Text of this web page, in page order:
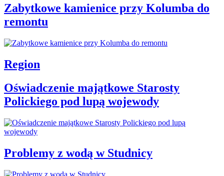
Zabytkowe kamienice przy Kolumba do
remontu
Region
Oświadczenie majątkowe Starosty
Polickiego pod lupą wojewody
Problemy z wodą w Studnicy